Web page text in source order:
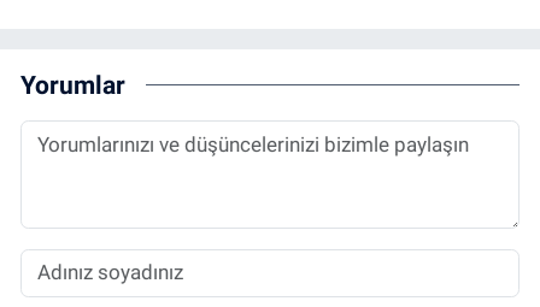
Yorumlar